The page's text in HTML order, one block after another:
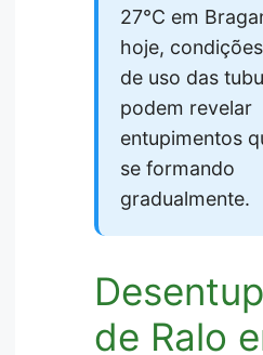
27°C em
hoje,
de uso das
podem revelar
entupimentos
se formando
gradualmente.
de Ralo